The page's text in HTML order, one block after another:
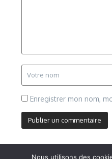
Enregistrer mon nom,
Nous utilisons des